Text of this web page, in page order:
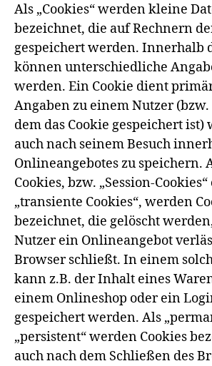
Als „Cookies“ werden kleine
bezeichnet, die auf Rechnern
gespeichert werden. Innerhalb
können unterschiedliche
werden. Ein Cookie dient
Angaben zu einem Nutzer
dem das Cookie gespeichert
auch nach seinem Besuch
Onlineangebotes zu speichern.
Cookies, bzw. „Session-
„transiente Cookies“, werden
bezeichnet, die gelöscht
Nutzer ein Onlineangebot
Browser schließt. In einem
kann z.B. der Inhalt eines
einem Onlineshop oder ein
gespeichert werden. Als
„persistent“ werden Cookies
auch nach dem Schließen des